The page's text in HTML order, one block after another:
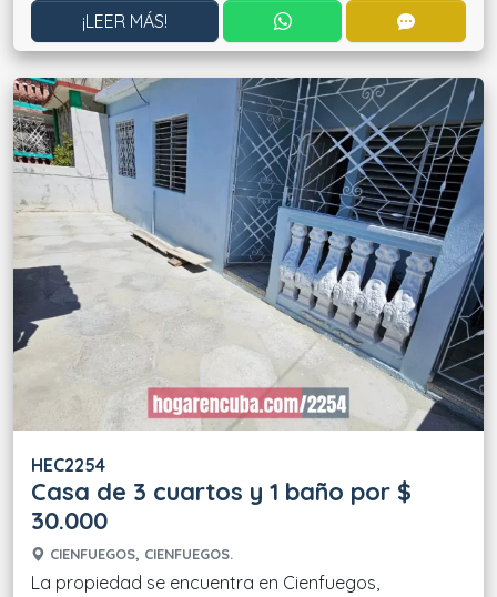
¡LEER MÁS! CONTACTAR POR
HEC2254
Casa de 3 cuartos y 1 baño por $
30.000
CIENFUEGOS, CIENFUEGOS.
La propiedad se encuentra en Cienfuegos,